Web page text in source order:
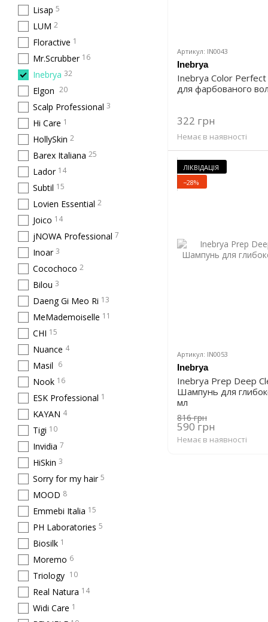
Артикул: IN0043
Inebrya
Inebrya Color
для фарбованого
322 грн
Немає в наявності
ЛІКВІДАЦІЯ
−28%
Артикул: IN0053
Inebrya
Inebrya Prep Deep
Шампунь для
мл
816 грн
590 грн
Немає в наявності
Lisap 5
LUM 2
Floractive 1
Mr.Scrubber 16
Inebrya 32
Elgon 20
Scalp Professional 3
Hi Care 1
HollySkin 2
Barex Italiana 25
Lador 14
Subtil 15
Lovien Essential 2
Joico 14
jNOWA Professional 7
Inoar 3
Cocochoco 2
Bilou 3
Daeng Gi Meo Ri 13
MeMademoiselle 11
CHI 15
Nuance 4
Masil 6
Nook 16
ESK Professional 1
KAYAN 4
Tigi 10
Invidia 7
HiSkin 3
Sorry for my hair 5
MOOD 8
Emmebi Italia 15
PH Laboratories 5
Biosilk 1
Moremo 6
Triology 10
Real Natura 14
Widi Care 1